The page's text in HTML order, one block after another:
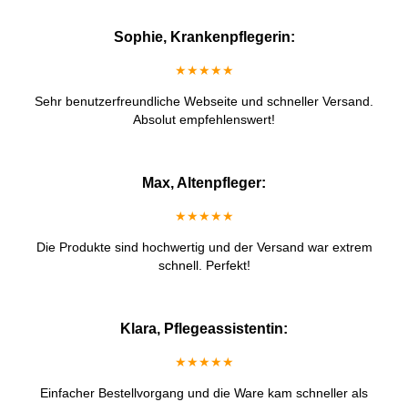
Sophie, Krankenpflegerin:
★★★★★
Sehr benutzerfreundliche Webseite und schneller Versand.
Absolut empfehlenswert!
Max, Altenpfleger:
★★★★★
Die Produkte sind hochwertig und der Versand war extrem
schnell. Perfekt!
Klara, Pflegeassistentin:
★★★★★
Einfacher Bestellvorgang und die Ware kam schneller als